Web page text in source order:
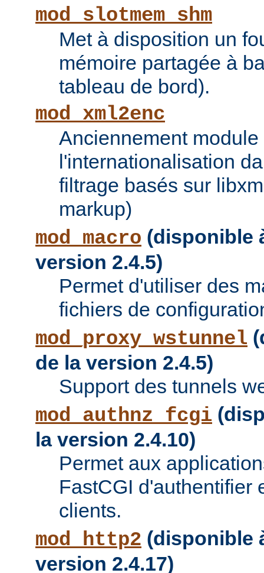
mod_slotmem_shm
Met à disposition un
mémoire partagée à
tableau de bord).
mod_xml2enc
Anciennement
l'internationalisation
filtrage basés sur
markup)
mod_macro (disponible
version 2.4.5)
Permet d'utiliser des
fichiers de
mod_proxy_wstunnel
de la version 2.4.5)
Support des tunnels
mod_authnz_fcgi
la version 2.4.10)
Permet aux
FastCGI d'authentifier
clients.
mod_http2 (disponible
version 2.4.17)